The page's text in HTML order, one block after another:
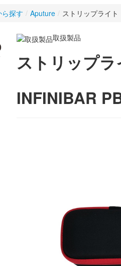
探す / Aputure / ストリップライト
取扱製品
ストリップ
INFINIBAR